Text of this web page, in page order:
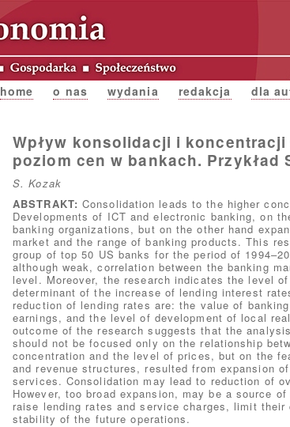
home o nas wydania redakcja dla
Wpływ konsolidacji i
poziom cen w bankach. Przykład
S. Kozak
ABSTRAKT: Consolidation leads to the higher
Developments of ICT and electronic banking, on
banking organizations, but on the other hand
market and the range of banking products. This
group of top 50 US banks for the period of
although weak, correlation between the banking
level. Moreover, the research indicates the level
determinant of the increase of lending interest
reduction of lending rates are: the value of
earnings, and the level of development of local
outcome of the research suggests that the
should not be focused only on the relationship
concentration and the level of prices, but on the
and revenue structures, resulted from expansion
services. Consolidation may lead to reduction of
However, too broad expansion, may be a source
raise lending rates and service charges, limit
stability of the future operations.